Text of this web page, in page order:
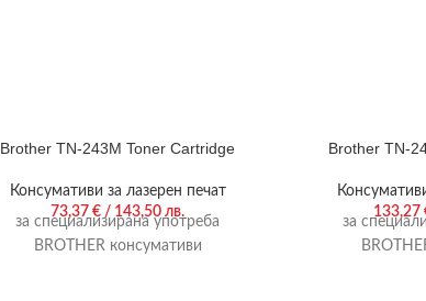
Brother TN-243M Toner Cartridge
Консумативи за лазерен печат
73,37 € / 143,50 лв.
за специализирана употреба
BROTHER консумативи
Brother TN-
133,27
за